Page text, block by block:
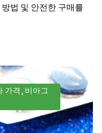
법 및 안전한 구매를
가격
비아그